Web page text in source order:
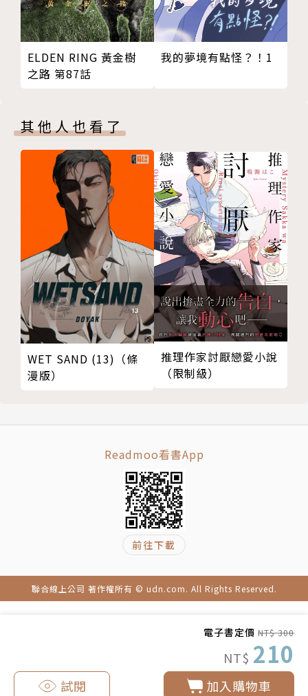
電子書定價 NT$ 300
NT$ 210
加入購物車
試閱
ELDEN RING 黃金樹
之路 第87話
我的夢境有點怪？！1
其他人也看了
WET SAND (13)（條
漫版）
推理作家討厭戀愛小說
（限制級）
Readmoo看書App
前往下載
聯合線上公司 著作權所有 © udn.com. All Rights Reserved.